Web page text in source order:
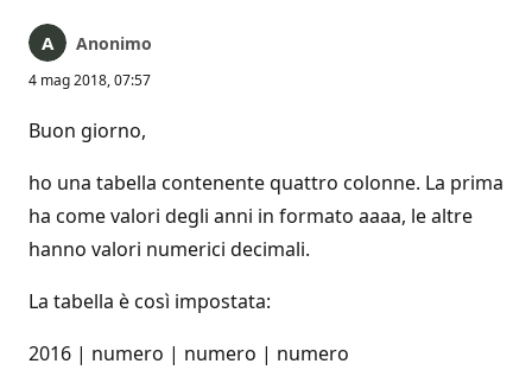
Anonimo
4 mag 2018, 07:57
Buon giorno,
ho una tabella contenente quattro colonne. La prima
ha come valori degli anni in formato aaaa, le altre
hanno valori numerici decimali.
La tabella è così impostata:
2016 | numero | numero | numero